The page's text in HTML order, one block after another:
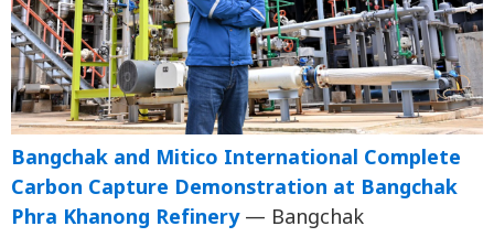
Bangchak and Mitico International Complete
Carbon Capture Demonstration at Bangchak
Phra Khanong Refinery — Bangchak